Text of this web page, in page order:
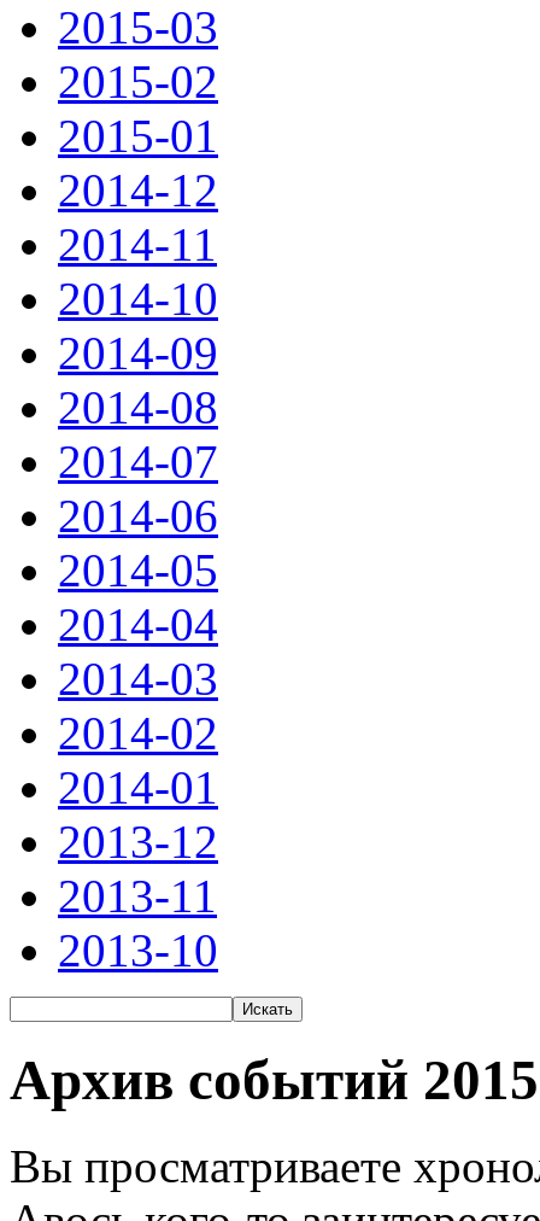
2015-03
2015-02
2015-01
2014-12
2014-11
2014-10
2014-09
2014-08
2014-07
2014-06
2014-05
2014-04
2014-03
2014-02
2014-01
2013-12
2013-11
2013-10
Архив событий
Вы просматриваете